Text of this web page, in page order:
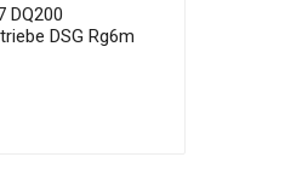
DQ200
DSG Rg6m